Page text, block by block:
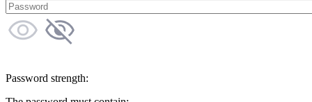
Password strength: